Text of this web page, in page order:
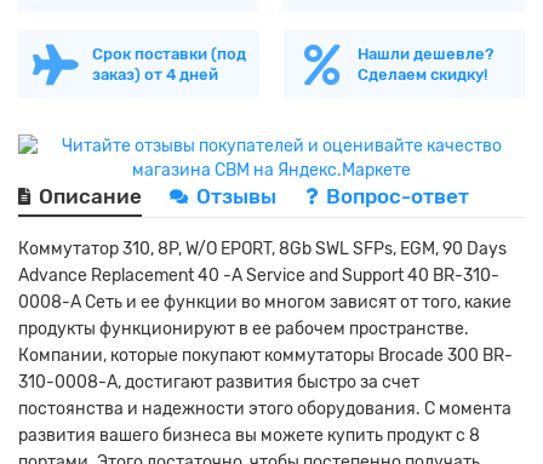
Срок поставки (под
заказ) от 4 дней
Нашли дешевле?
Сделаем скидку!
Описание Отзывы Вопрос-ответ
Коммутатор 310, 8P, W/O EPORT, 8Gb SWL SFPs, EGM, 90 Days
Advance Replacement 40 -A Service and Support 40 BR-310-
0008-A Сеть и ее функции во многом зависят от того, какие
продукты функционируют в ее рабочем пространстве.
Компании, которые покупают коммутаторы Brocade 300 BR-
310-0008-A, достигают развития быстро за счет
постоянства и надежности этого оборудования. С момента
развития вашего бизнеса вы можете купить продукт с 8